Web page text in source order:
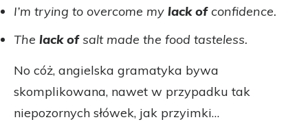
I’m trying to overcome my lack ofconfidence.
The lack ofsalt made the food tasteless.
No cóż, angielska gramatyka bywa
skomplikowana, nawet w przypadku tak
niepozornych słówek, jak przyimki…